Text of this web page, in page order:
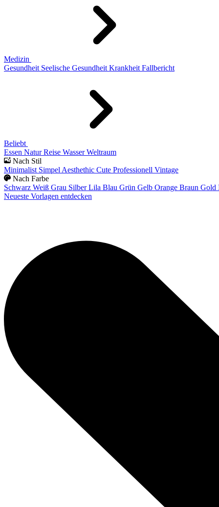
Medizin
Gesundheit Seelische Gesundheit Krankheit Fallbericht
Beliebt
Essen Natur Reise Wasser Weltraum
Nach Stil
Minimalist Simpel Aesthethic Cute Professionell Vintage
Nach Farbe
Schwarz Weiß Grau Silber Lila Blau Grün Gelb Orange Braun Gold
Neueste Vorlagen entdecken